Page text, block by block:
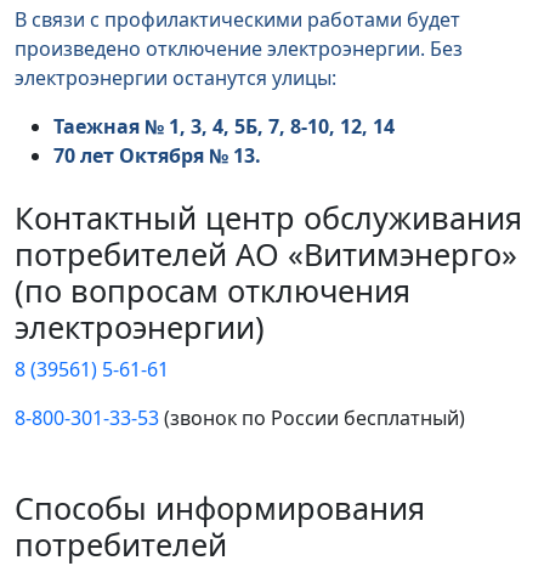
В связи с профилактическими работами будет
произведено отключение электроэнергии. Без
электроэнергии останутся улицы:
Таежная № 1, 3, 4, 5Б, 7, 8-10, 12, 14
70 лет Октября № 13.
Контактный центр обслуживания
потребителей АО «Витимэнерго»
(по вопросам отключения
электроэнергии)
8 (39561) 5-61-61
8-800-301-33-53(звонок по России бесплатный)
Способы информирования
потребителей